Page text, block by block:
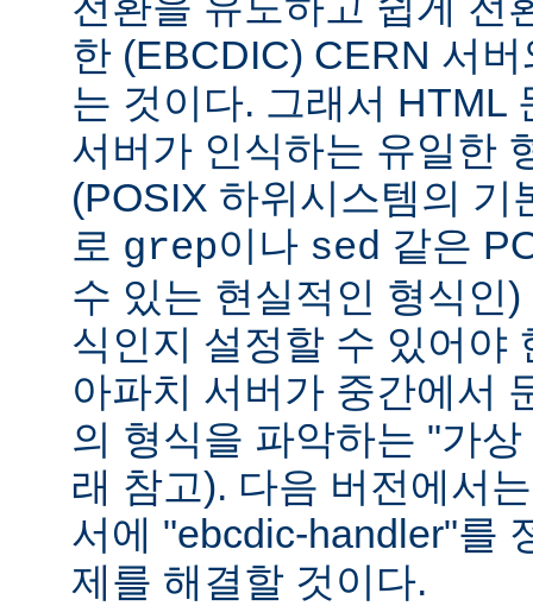
한 (EBCDIC) CERN 서
는 것이다. 그래서 HTML
서버가 인식하는 유일한
(POSIX 하위시스템의 기
로 grep이나 sed 같은
수 있는 현실적인 형식인
식인지 설정할 수 있어야
아파치 서버가 중간에서
의 형식을 파악하는 "가
래 참고). 다음 버전에서
서에 "ebcdic-handler"를
제를 해결할 것이다.